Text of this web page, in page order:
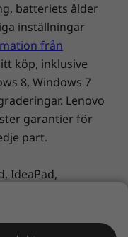
kan varje
Tack vare
batteriets ålder
inställningar
från
köp, inklusive
8, Windows 7
Lenovo
garantier för
part.
IdeaPad,
logotyp är